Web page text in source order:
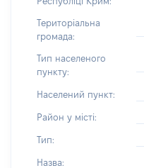
Територіальна
громада:
Тип населеного
пункту:
Населений пункт:
Район у місті:
Тип:
Назва: